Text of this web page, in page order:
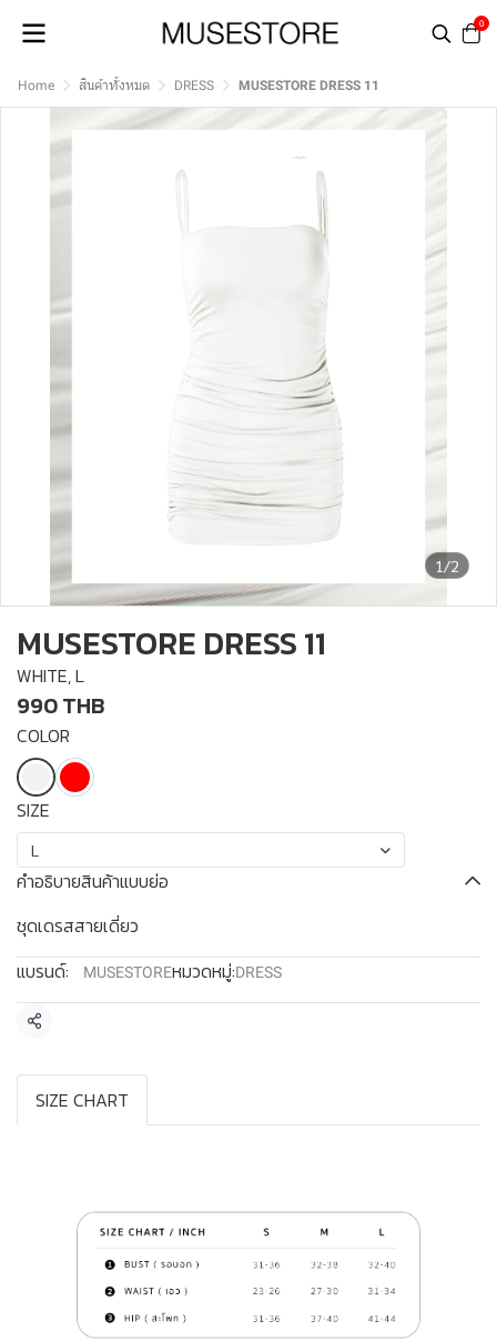
0
Home สินค้าทั้งหมด DRESS MUSESTORE DRESS 11
1/2
MUSESTORE DRESS 11
WHITE, L
990 THB
COLOR
SIZE
L
คำอธิบายสินค้าแบบย่อ
ชุดเดรสสายเดี่ยว
แบรนด์:
MUSESTOREหมวดหมู่:DRESS
แชร์
SIZE CHART